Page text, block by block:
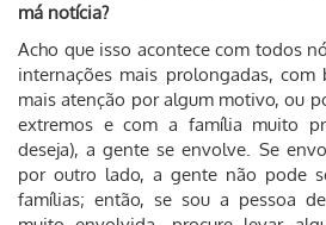
má notícia?
Acho que isso acontece com todos
internações mais prolongadas, com
mais atenção por algum motivo, ou
extremos e com a família muito
deseja), a gente se envolve. Se
por outro lado, a gente não pode
famílias; então, se sou a pessoa